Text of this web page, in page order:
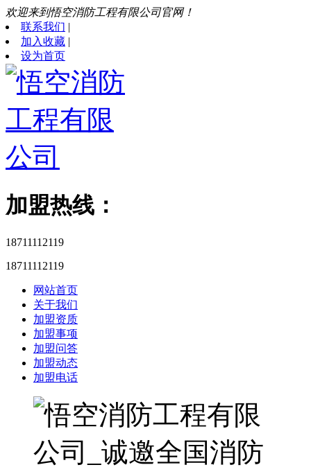
欢迎来到悟空消防工程有限公司官网！
联系我们 |
加入收藏 |
设为首页
加盟热线：
18711112119
18711112119
网站首页
关于我们
加盟资质
加盟事项
加盟问答
加盟动态
加盟电话